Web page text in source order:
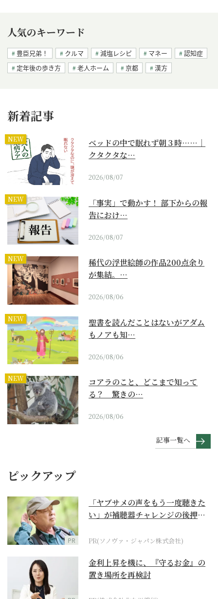
人気のキーワード
豊臣兄弟！ クルマ 減塩レシピ マネー
認知症
定年後の歩き方
老人ホーム 京都 漢方
新着記事
NEW
ベッドの中で眠れず朝３時……｜
クタクタな…
2026/08/07
NEW
「事実」で動かす！ 部下からの報
告におけ…
2026/08/07
NEW
稀代の浮世絵師の作品200点余り
が集結。…
2026/08/06
NEW
聖書を読んだことはないがアダム
もノアも知…
2026/08/06
NEW
コアラのこと、どこまで知って
る？ 驚きの…
2026/08/06
記事一覧へ
ピックアップ
PR
「ヤブサメの声をもう一度聴きた
い」が補聴器チャレンジの後押し
PR(ソノヴァ・ジャパン株式会社)
金利上昇を機に、『守るお金』の
置き場所を再検討